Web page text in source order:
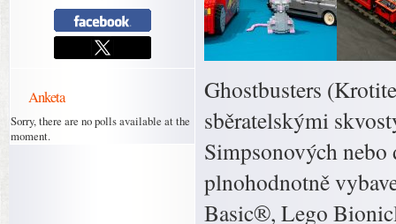
Anketa
Sorry, there are no polls available at the
moment.
Ghostbusters
sběratelskými
Simpsonových
plnohodnotně
Basic®, Lego